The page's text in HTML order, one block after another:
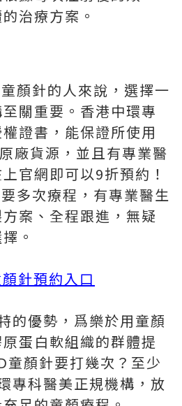
治療方案。
顏針的人來說，選擇一
關重要。香港中環專
證書，能保證所使用
廠貨源，並且有專業醫
官網即可以9折預約！
多次療程，有專業醫生
案、全程跟進，無疑
。
針預約入口
的優勢，爲樂於用童顏
蛋白軟組織的群體提
童顏針要打幾次？至少
專科醫美正規機構，放